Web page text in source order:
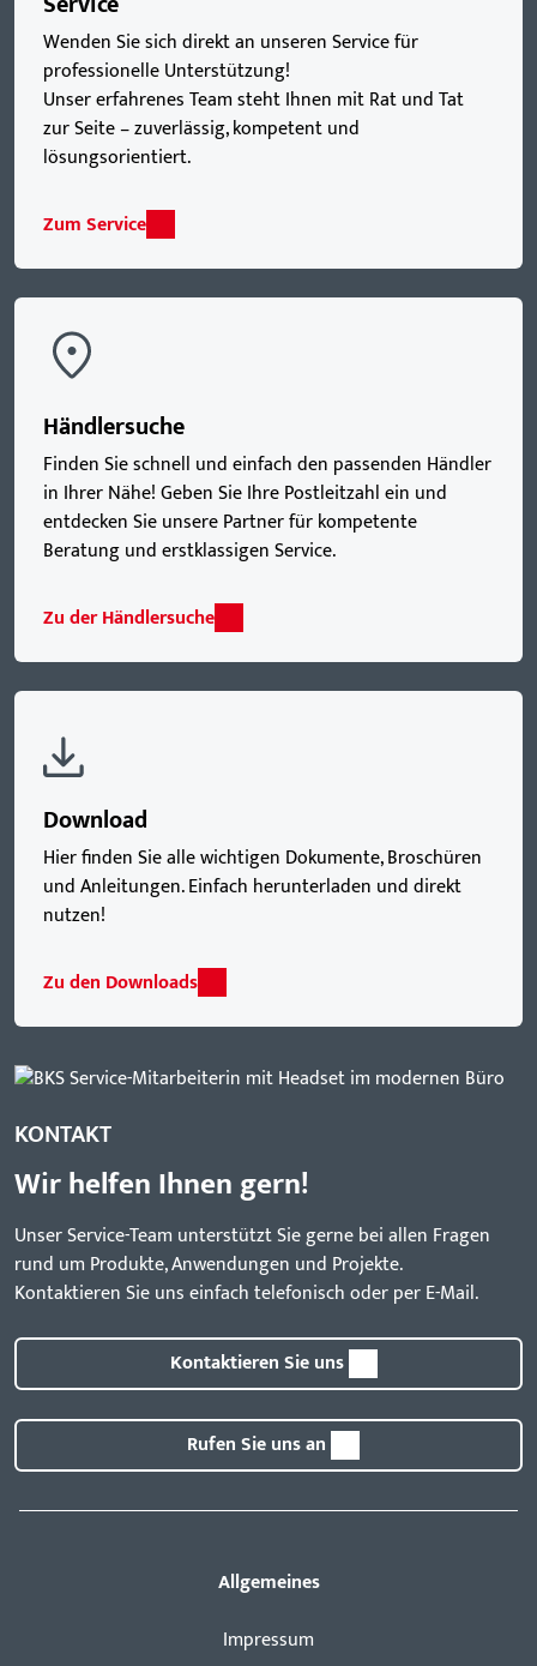
Wenden Sie sich direkt an unseren Service für
professionelle Unterstützung!
Unser erfahrenes Team steht Ihnen mit Rat und Tat
zur Seite – zuverlässig, kompetent und
lösungsorientiert.
Zum Service
Händlersuche
Finden Sie schnell und einfach den passenden Händler
in Ihrer Nähe! Geben Sie Ihre Postleitzahl ein und
entdecken Sie unsere Partner für kompetente
Beratung und erstklassigen Service.
Zu der Händlersuche
Download
Hier finden Sie alle wichtigen Dokumente, Broschüren
und Anleitungen. Einfach herunterladen und direkt
nutzen!
Zu den Downloads
KONTAKT
Wir helfen Ihnen gern!
Unser Service-Team unterstützt Sie gerne bei allen Fragen
rund um Produkte, Anwendungen und Projekte.
Kontaktieren Sie uns einfach telefonisch oder per E-Mail.
Kontaktieren Sie uns
Rufen Sie uns an
Allgemeines
Impressum